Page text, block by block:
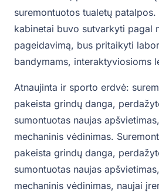
suremontuotos tualetų
kabinetai buvo sutvarkyti pagal
pageidavimą, bus pritaikyti
bandymams, interaktyviosioms
Atnaujinta ir sporto erdvė:
pakeista grindų danga,
sumontuotas naujas
mechaninis vėdinimas.
pakeista grindų danga,
sumontuotas naujas
mechaninis vėdinimas, naujai